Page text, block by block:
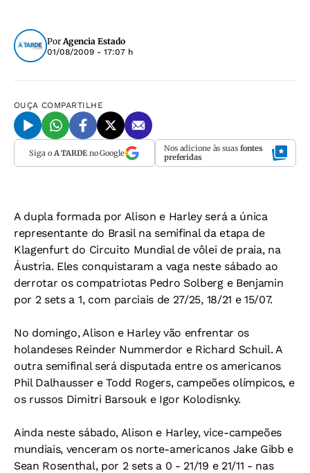
PorAgencia Estado
01/08/2009 - 17:07 h
OUÇA COMPARTILHE
Siga o A TARDEno Google Nos adicione às suas fontes
preferidas
A dupla formada por Alison e Harley será a única
representante do Brasil na semifinal da etapa de
Klagenfurt do Circuito Mundial de vôlei de praia, na
Áustria. Eles conquistaram a vaga neste sábado ao
derrotar os compatriotas Pedro Solberg e Benjamin
por 2 sets a 1, com parciais de 27/25, 18/21 e 15/07.
No domingo, Alison e Harley vão enfrentar os
holandeses Reinder Nummerdor e Richard Schuil. A
outra semifinal será disputada entre os americanos
Phil Dalhausser e Todd Rogers, campeões olímpicos, e
os russos Dimitri Barsouk e Igor Kolodisnky.
Ainda neste sábado, Alison e Harley, vice-campeões
mundiais, venceram os norte-americanos Jake Gibb e
Sean Rosenthal, por 2 sets a 0 - 21/19 e 21/11 - nas